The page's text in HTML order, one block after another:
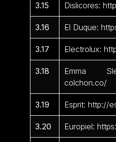
3.15 Dislicores:
3.16 El Duque:
3.17 Electrolux:
3.18
Emma
colchon.co/
3.19 Esprit: http://
3.20 Europiel: